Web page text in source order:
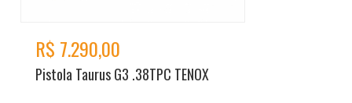
R$ 7.290,00
Pistola Taurus G3 .38TPC TENOX